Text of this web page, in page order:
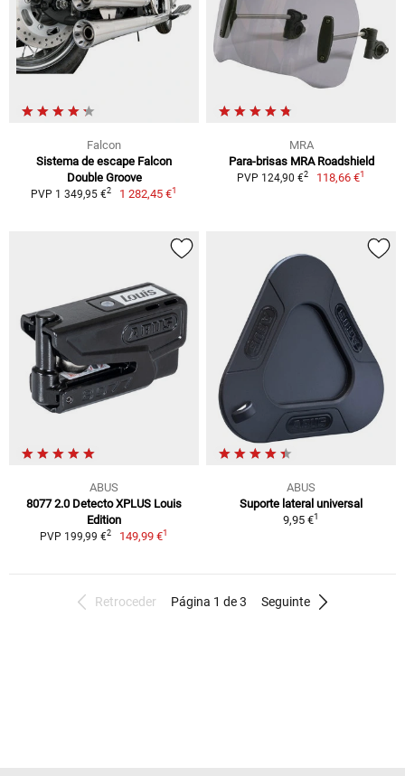
Falcon
Sistema de escape Falcon
Double Groove
PVP 1 349,95 €2 1 282,45 €1
MRA
Para-brisas MRA Roadshield
PVP 124,90 €2 118,66 €1
ABUS
8077 2.0 Detecto XPLUS Louis
Edition
PVP 199,99 €2 149,99 €1
ABUS
Suporte lateral universal
9,95 €1
Retroceder Página 1 de 3 Seguinte